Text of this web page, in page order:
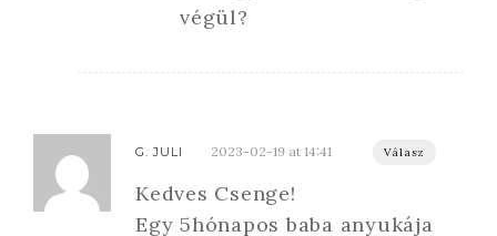
végül?
G. JULI 2023-02-19 at 14:41 Válasz
Kedves Csenge!
Egy 5hónapos baba anyukája